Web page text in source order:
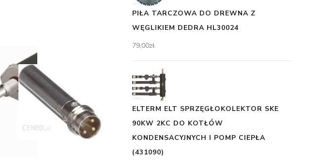
PIŁA TARCZOWA DO DREWNA Z
WĘGLIKIEM DEDRA HL30024
79,00zł
ELTERM ELT SPRZĘGŁOKOLEKTOR SKE
90KW 2KC DO KOTŁÓW
KONDENSACYJNYCH I POMP CIEPŁA
(431090)